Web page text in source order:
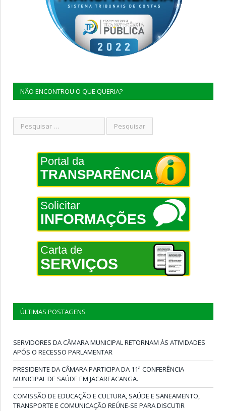
NÃO ENCONTROU O QUE QUERIA?
Portal da
TRANSPARÊNCIA
Solicitar
INFORMAÇÕES
Carta de
SERVIÇOS
ÚLTIMAS POSTAGENS
SERVIDORES DA CÂMARA MUNICIPAL RETORNAM ÀS ATIVIDADES
APÓS O RECESSO PARLAMENTAR
PRESIDENTE DA CÂMARA PARTICIPA DA 11ª CONFERÊNCIA
MUNICIPAL DE SAÚDE EM JACAREACANGA.
COMISSÃO DE EDUCAÇÃO E CULTURA, SAÚDE E SANEAMENTO,
TRANSPORTE E COMUNICAÇÃO REÚNE-SE PARA DISCUTIR